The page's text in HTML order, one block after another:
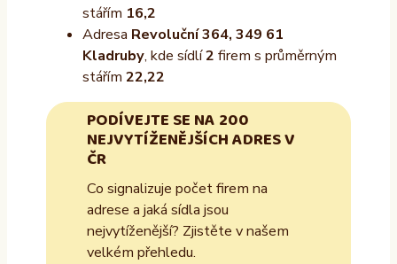
stářím 16,2
Adresa Revoluční 364, 349 61
Kladruby, kde sídlí2 firem s průměrným
stářím 22,22
PODÍVEJTE SE NA 200
NEJVYTÍŽENĚJŠÍCH ADRES V
ČR
Co signalizuje počet firem na
adrese a jaká sídla jsou
nejvytíženější? Zjistěte v našem
velkém přehledu.